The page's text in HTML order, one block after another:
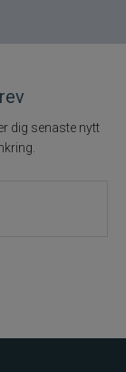
dig senaste nytt